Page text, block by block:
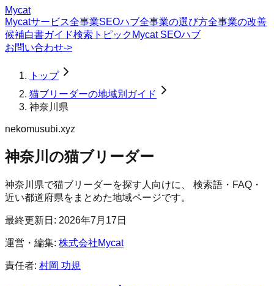
Mycat
Mycatサービス全事業SEOハブ全事業の選び方全事業の改善
候補白書ガイド検索トピック Mycat SEOハブ
お問い合わせ->
トップ
猫ブリーダーの地域別ガイド
神奈川県
nekomusubi.xyz
神奈川の猫ブリーダー
神奈川県で猫ブリーダーを探す人向けに、 検索語・FAQ・
近い都道府県をまとめた地域ページです。
最終更新日: 2026年7月17日
運営・編集: 株式会社Mycat
責任者: 村岡 功規